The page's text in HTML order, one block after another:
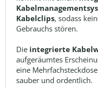
Kabelclips, sodass
Gebrauchs stören.
Die integrierte
aufgeräumtes
eine
sauber und ordentlich.